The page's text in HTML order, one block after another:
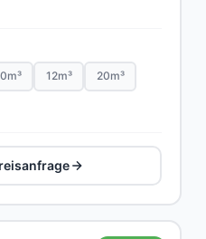
12m³ 20m³